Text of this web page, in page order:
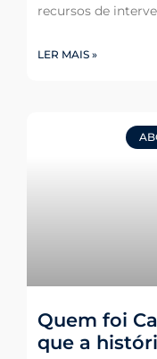
recursos de
LER MAIS »
Quem foi
que a